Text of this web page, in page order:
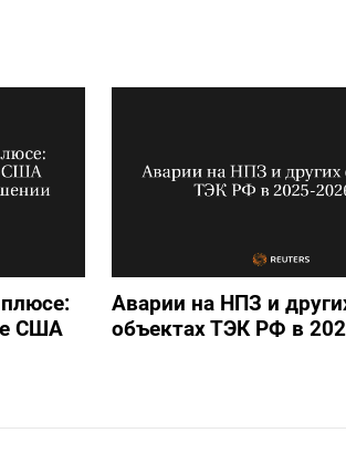
США
Аварии на НПЗ и
объектах ТЭК РФ в